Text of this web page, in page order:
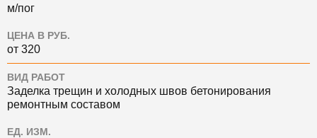
м/пог
ЦЕНА В РУБ.
от 320
ВИД РАБОТ
Заделка трещин и холодных швов бетонирования
ремонтным составом
ЕД. ИЗМ.